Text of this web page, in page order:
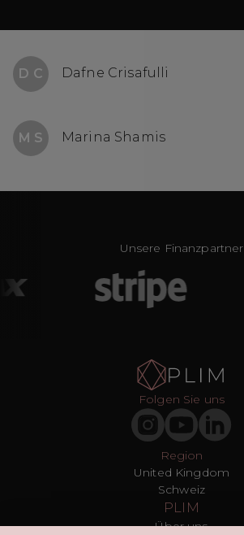
D C Dafne Crisafulli
M S Marina Shamis
Unsere Finanzpartner
Region
United Kingdom
Schweiz
Folgen Sie uns
PLIM
Über uns